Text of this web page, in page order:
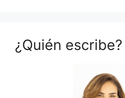
¿Quién escribe?